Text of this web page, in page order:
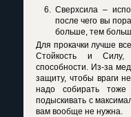
Сверхсила –
после чего вы
больше, тем
Для прокачки лучше
Стойкость и Силу,
способности. Из-за
защиту, чтобы враги
надо собирать
подыскивать с
вам вообще не нужна.